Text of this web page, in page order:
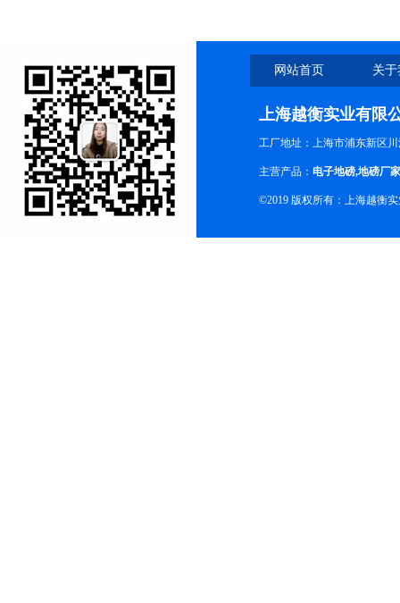
网站首页 关
上海越衡实业有限
工厂地址：上海市浦东新区川
主营产品： 电子地磅,地磅厂家
©2019 版权所有：上海越衡